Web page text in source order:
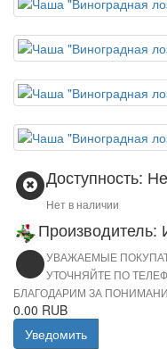
Доступность:
Нет в наличии
Производитель:
УВАЖАЕМЫЕ
УТОЧНЯЙТЕ ПО
БЛАГОДАРИМ ЗА
0.00 RUB
Уведомить